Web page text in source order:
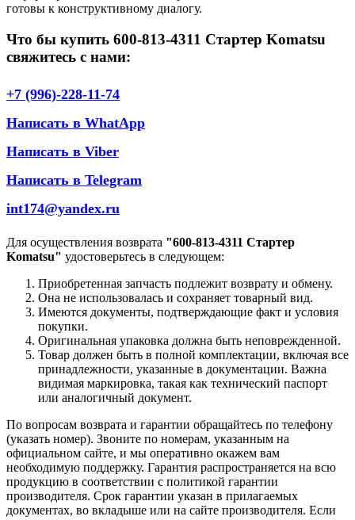
готовы к конструктивному диалогу.
Что бы купить 600-813-4311 Стартер Komatsu
свяжитесь с нами:
+7 (996)-228-11-74
Написать в WhatApp
Написать в Viber
Написать в Telegram
int174@yandex.ru
Для осуществления возврата "600-813-4311 Стартер
Komatsu" удостоверьтесь в следующем:
Приобретенная запчасть подлежит возврату и обмену.
Она не использовалась и сохраняет товарный вид.
Имеются документы, подтверждающие факт и условия
покупки.
Оригинальная упаковка должна быть неповрежденной.
Товар должен быть в полной комплектации, включая все
принадлежности, указанные в документации. Важна
видимая маркировка, такая как технический паспорт
или аналогичный документ.
По вопросам возврата и гарантии обращайтесь по телефону
(указать номер). Звоните по номерам, указанным на
официальном сайте, и мы оперативно окажем вам
необходимую поддержку. Гарантия распространяется на всю
продукцию в соответствии с политикой гарантии
производителя. Срок гарантии указан в прилагаемых
документах, во вкладыше или на сайте производителя. Если